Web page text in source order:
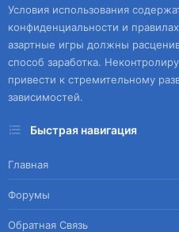
Условия использования
конфиденциальности и
азартные игры должны
способ заработка.
привести к стремительному
зависимостей.
Быстрая навигация
Главная
Форумы
Обратная Связь